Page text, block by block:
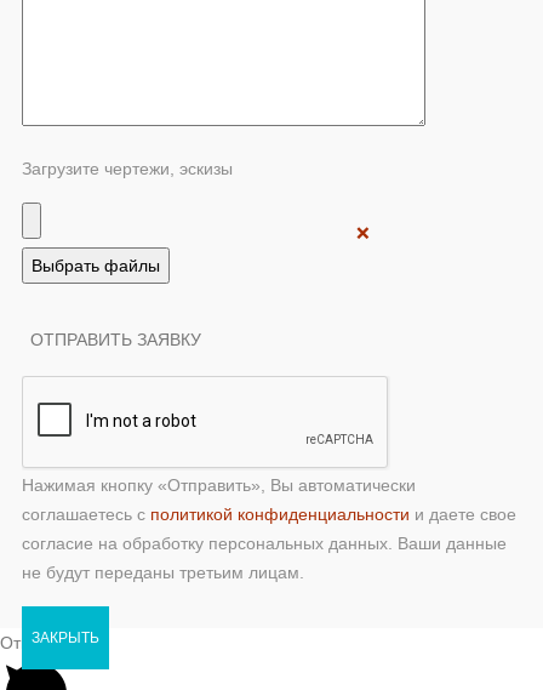
Загрузите чертежи, эскизы
❌
Нажимая кнопку «Отправить», Вы автоматически
соглашаетесь с политикой конфиденциальности и даете свое
согласие на обработку персональных данных. Ваши данные
не будут переданы третьим лицам.
ЗАКРЫТЬ
Открыть чат